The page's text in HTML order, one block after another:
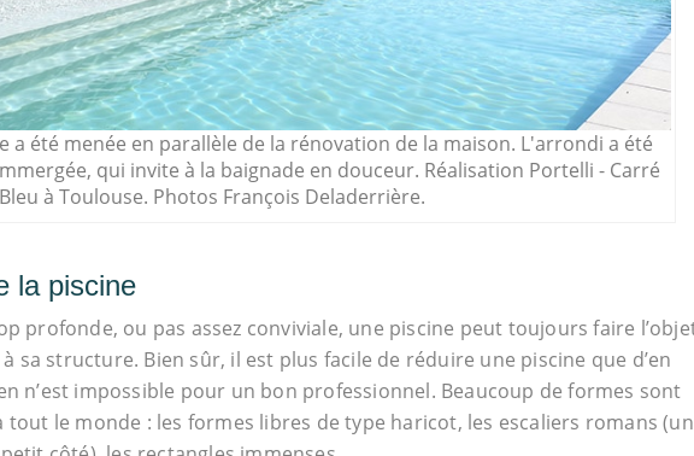
a été menée en parallèle de la rénovation de la maison. L'arrondi a été
qui invite à la baignade en douceur. Réalisation Portelli - Carré
Bleu à Toulouse. Photos François Deladerrière.
la piscine
profonde, ou pas assez conviviale, une piscine peut toujours faire
sa structure. Bien sûr, il est plus facile de réduire une piscine que d’en
n’est impossible pour un bon professionnel. Beaucoup de formes sont
tout le monde : les formes libres de type haricot, les escaliers romans (un